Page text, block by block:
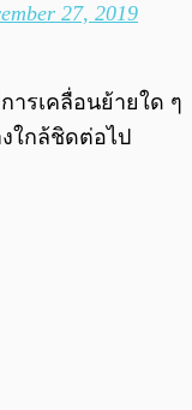
27, 2019
ารเคลื่อนย้ายใด ๆ
ใกล้ชิดต่อไป